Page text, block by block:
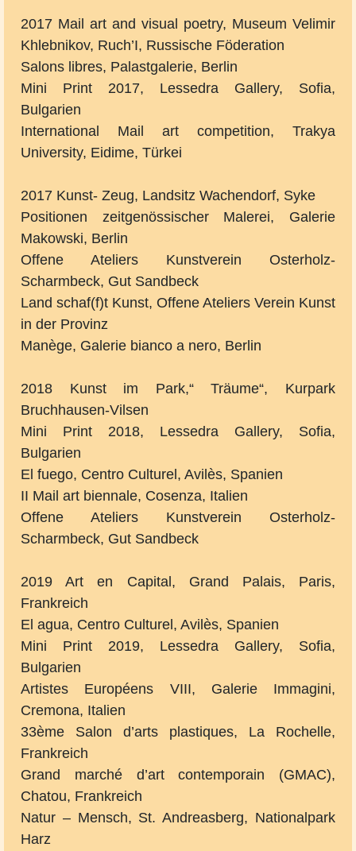
2017 Mail art and visual poetry, Museum Velimir
Khlebnikov, Ruch’I, Russische Föderation
Salons libres, Palastgalerie, Berlin
Mini Print 2017, Lessedra Gallery, Sofia,
Bulgarien
International Mail art competition, Trakya
University, Eidime, Türkei
2017 Kunst- Zeug, Landsitz Wachendorf, Syke
Positionen zeitgenössischer Malerei, Galerie
Makowski, Berlin
Offene Ateliers Kunstverein Osterholz-
Scharmbeck, Gut Sandbeck
Land schaf(f)t Kunst, Offene Ateliers Verein Kunst
in der Provinz
Manège, Galerie bianco a nero, Berlin
2018 Kunst im Park,“ Träume“, Kurpark
Bruchhausen-Vilsen
Mini Print 2018, Lessedra Gallery, Sofia,
Bulgarien
El fuego, Centro Culturel, Avilès, Spanien
II Mail art biennale, Cosenza, Italien
Offene Ateliers Kunstverein Osterholz-
Scharmbeck, Gut Sandbeck
2019 Art en Capital, Grand Palais, Paris,
Frankreich
El agua, Centro Culturel, Avilès, Spanien
Mini Print 2019, Lessedra Gallery, Sofia,
Bulgarien
Artistes Européens VIII, Galerie Immagini,
Cremona, Italien
33ème Salon d’arts plastiques, La Rochelle,
Frankreich
Grand marché d’art contemporain (GMAC),
Chatou, Frankreich
Natur – Mensch, St. Andreasberg, Nationalpark
Harz